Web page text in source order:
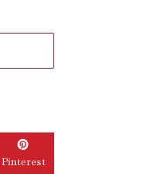
Pinterest